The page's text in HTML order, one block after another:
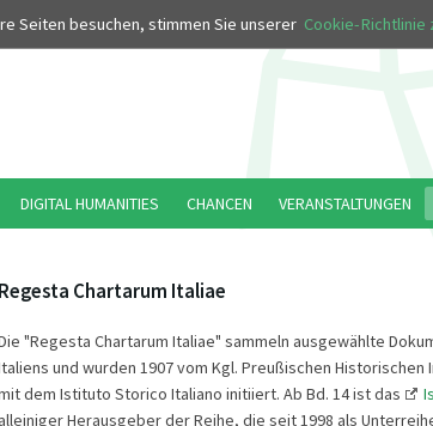
Seiten besuchen, stimmen Sie unserer Cookie-Richtlinie
Regesta Chartarum Italiae
"Regesta Chartarum Italiae" sammeln ausgewählte
und wurden 1907 vom Kgl. Preußischen
dem Istituto Storico Italiano initiiert. Ab Bd. 14 ist das
alleiniger Herausgeber der Reihe, die seit 1998 als
DIGITAL HUMANITIES CHANCEN VERANSTALTUNGEN